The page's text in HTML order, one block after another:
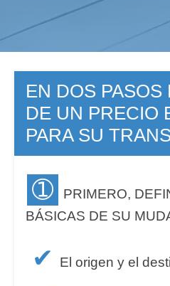
EN DOS PASOS
DE UN PRECIO
PARA SU
➀
PRIMERO,
BÁSICAS DE SU
✔ El origen y el